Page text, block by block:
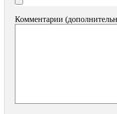
Комментарии